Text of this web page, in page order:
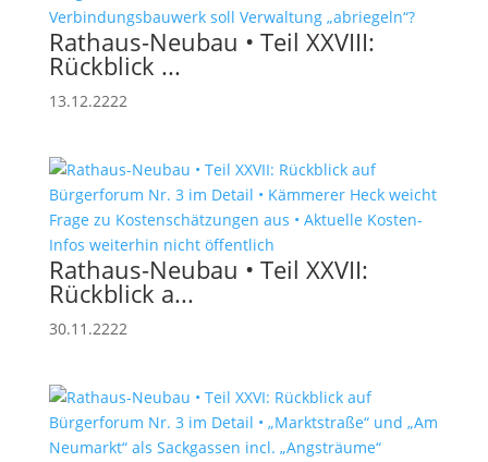
Rathaus-Neubau • Teil XXVIII:
Rückblick ...
13.12.2222
Rathaus-Neubau • Teil XXVII:
Rückblick a...
30.11.2222